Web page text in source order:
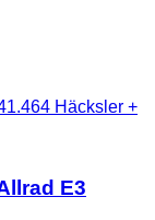
Häcksler +
E3